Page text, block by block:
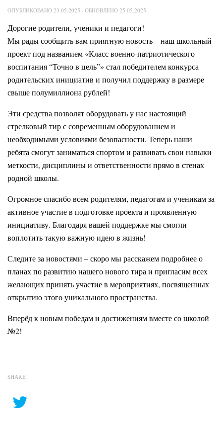
ОПУБЛИКОВАНО 23.05.2025 · ОБНОВЛЕНО 25.05.2025
Дорогие родители, ученики и педагоги!
Мы рады сообщить вам приятную новость – наш школьный
проект под названием «Класс военно-патриотического
воспитания “Точно в цель”» стал победителем конкурса
родительских инициатив и получил поддержку в размере
свыше полумиллиона рублей!
Эти средства позволят оборудовать у нас настоящий
стрелковый тир с современным оборудованием и
необходимыми условиями безопасности. Теперь наши
ребята смогут заниматься спортом и развивать свои навыки
меткости, дисциплины и ответственности прямо в стенах
родной школы.
Огромное спасибо всем родителям, педагогам и ученикам за
активное участие в подготовке проекта и проявленную
инициативу. Благодаря вашей поддержке мы смогли
воплотить такую важную идею в жизнь!
Следите за новостями – скоро мы расскажем подробнее о
планах по развитию нашего нового тира и пригласим всех
желающих принять участие в мероприятиях, посвященных
открытию этого уникального пространства.
Вперёд к новым победам и достижениям вместе со школой
№2!
SHARE